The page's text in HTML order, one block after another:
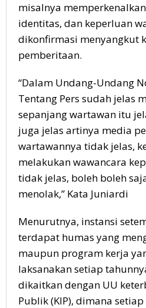
misalnya
identitas, dan keperluan
dikonfirmasi menyangkut
pemberitaan.
“Dalam Undang-Undang
Tentang Pers sudah jelas
sepanjang wartawan itu
juga jelas artinya media
wartawannya tidak jelas,
melakukan wawancara
tidak jelas, boleh boleh
menolak,” Kata Juniardi
Menurutnya, instansi
terdapat humas yang
maupun program kerja
laksanakan setiap
dikaitkan dengan UU
Publik (KIP), dimana